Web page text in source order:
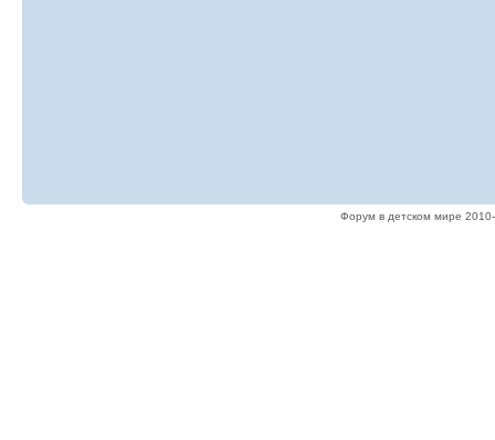
Форум в детском мире